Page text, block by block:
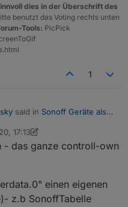
dies in der Überschrift des
benutzt das Voting rechts unten
Tools: PicPick
1
said in Sonoff Geräte als
- ihr müßt euch einen
im script (ganz oben
eingeben
werden dann die
die erfahrenen nun sich
haben, kommt die
17:13
sky
- das ganze controll-own
einen eigenen
z.b SonoffTabelle